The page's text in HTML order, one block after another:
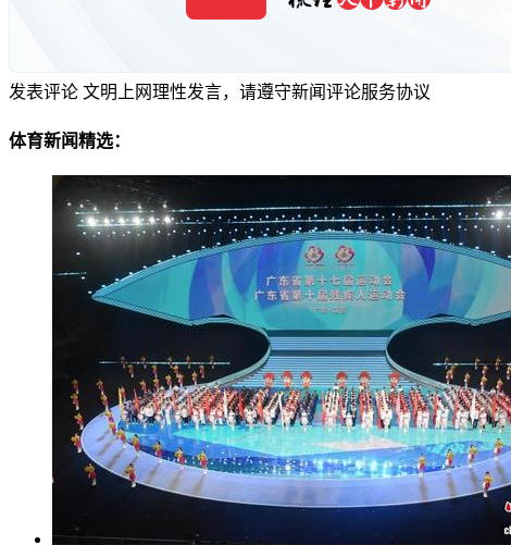
发表评论 文明上网理性发言，请遵守新闻评论服务协议
体育新闻精选：